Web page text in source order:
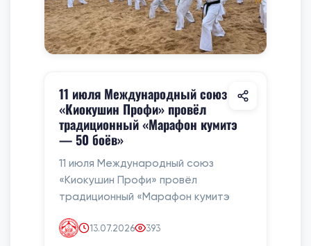
11 июля Международный союз
«Киокушин Профи» провёл
традиционный «Марафон кумитэ
— 50 боёв»
11 июля Международный союз
«Киокушин Профи» провёл
традиционный «Марафон кумитэ
13.07.2026 393